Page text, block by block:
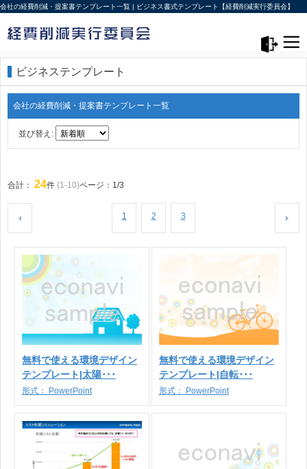
会社の経費削減・提案書テンプレート一覧 | ビジネス書式テンプレート【経費削減実行委員会】
ビジネステンプレート
会社の経費削減・提案書テンプレート一覧
並び替え:
合計： 24件 (1-10)ページ：1/3
1 2 3
無料で使える環境デザイン
テンプレート|太陽･･･
形式： PowerPoint
無料で使える環境デザイン
テンプレート|自転･･･
形式： PowerPoint